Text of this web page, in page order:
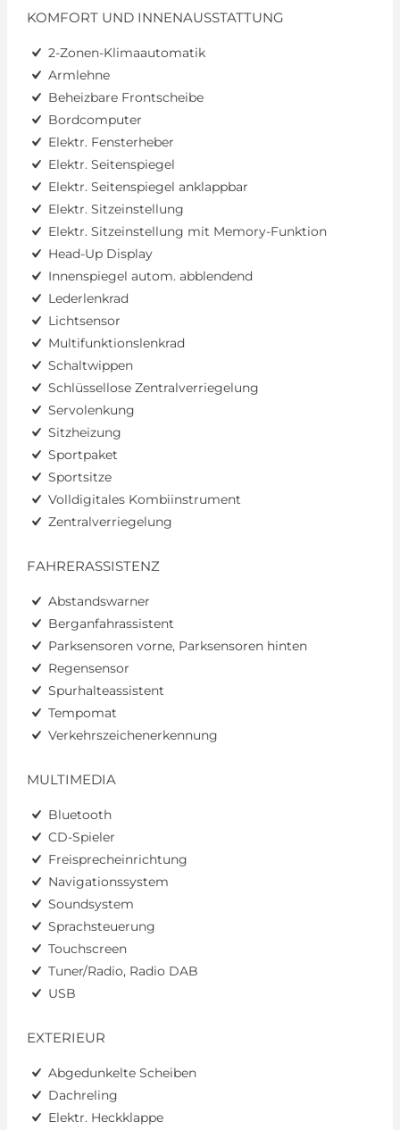
KOMFORT UND INNENAUSSTATTUNG
2-Zonen-Klimaautomatik
Armlehne
Beheizbare Frontscheibe
Bordcomputer
Elektr. Fensterheber
Elektr. Seitenspiegel
Elektr. Seitenspiegel anklappbar
Elektr. Sitzeinstellung
Elektr. Sitzeinstellung mit Memory-Funktion
Head-Up Display
Innenspiegel autom. abblendend
Lederlenkrad
Lichtsensor
Multifunktionslenkrad
Schaltwippen
Schlüssellose Zentralverriegelung
Servolenkung
Sitzheizung
Sportpaket
Sportsitze
Volldigitales Kombiinstrument
Zentralverriegelung
FAHRERASSISTENZ
Abstandswarner
Berganfahrassistent
Parksensoren vorne, Parksensoren hinten
Regensensor
Spurhalteassistent
Tempomat
Verkehrszeichenerkennung
MULTIMEDIA
Bluetooth
CD-Spieler
Freisprecheinrichtung
Navigationssystem
Soundsystem
Sprachsteuerung
Touchscreen
Tuner/Radio, Radio DAB
USB
EXTERIEUR
Abgedunkelte Scheiben
Dachreling
Elektr. Heckklappe